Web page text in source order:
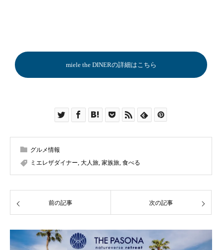
miele the DINERの詳細はこちら
グルメ情報
ミエレザダイナー 大人旅 家族旅 食べる
前の記事 次の記事